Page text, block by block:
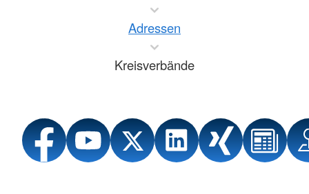
Adressen
Kreisverbände